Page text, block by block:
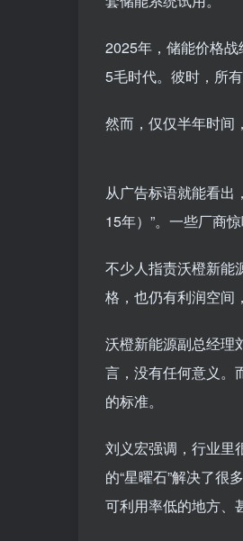
2025年，储能价格
5毛时代。彼时，所
然而，仅仅半年时间
从广告标语就能看出
15年）”。一些厂商
不少人指责沃橙新能
格，也仍有利润空间
沃橙新能源副总经理
言，没有任何意义。
的标准。
刘义宏强调，行业里
的“星曜石”解决了很
可利用率低的地方、